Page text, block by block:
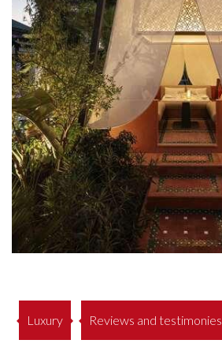
Luxury Reviews and testimonies